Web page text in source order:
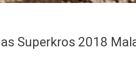
Superkros 2018